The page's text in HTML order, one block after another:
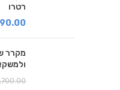
רטרו
מקרר